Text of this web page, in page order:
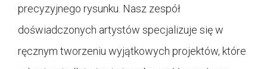
precyzyjnego rysunku. Nasz zespół
doświadczonych artystów specjalizuje się w
ręcznym tworzeniu wyjątkowych projektów, które